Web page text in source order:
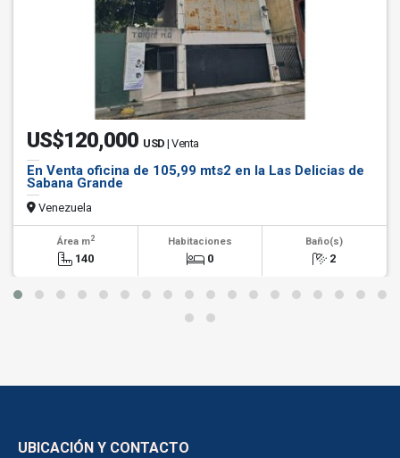
US$120,000 USD | Venta
En Venta oficina de 105,99 mts2 en la Las Delicias de
Sabana Grande
Venezuela
Área m2
140
Habitaciones
0
Baño(s)
2
UBICACIÓN Y CONTACTO